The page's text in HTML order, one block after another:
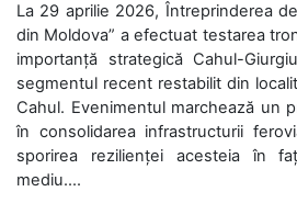
La 29 aprilie 2026, Întreprinderea
din Moldova” a efectuat testarea
importanță strategică Cahul-
segmentul recent restabilit din
Cahul. Evenimentul marchează un
în consolidarea infrastructurii
sporirea rezilienței acesteia în
mediu....